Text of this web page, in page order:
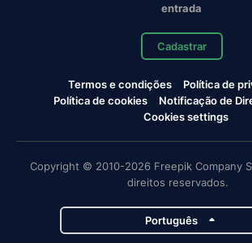
entrada
Cadastrar
Termos e condições
Política de
Política de cookies
Notificação de
Cookies settings
Copyright © 2010-2026 Freepik Company
direitos reservados.
Português